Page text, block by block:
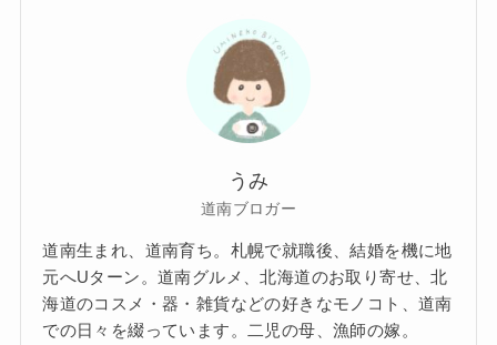
うみ
道南ブロガー
道南生まれ、道南育ち。札幌で就職後、結婚を機に地
元へUターン。道南グルメ、北海道のお取り寄せ、北
海道のコスメ・器・雑貨などの好きなモノコト、道南
での日々を綴っています。二児の母、漁師の嫁。